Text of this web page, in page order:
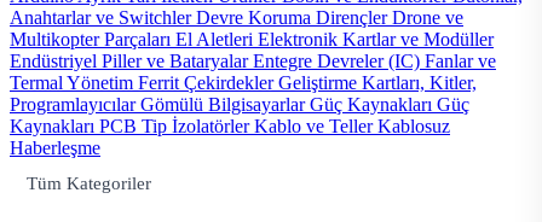
Anahtarlar ve SwitchlerDevre Koruma DirençlerDrone ve
Multikopter Parçaları El Aletleri Elektronik Kartlar ve Modüller
Endüstriyel Piller ve BataryalarEntegre Devreler (IC) Fanlar ve
Termal Yönetim Ferrit ÇekirdeklerGeliştirme Kartları, Kitler,
ProgramlayıcılarGömülü BilgisayarlarGüç Kaynakları Güç
Kaynakları PCB Tip İzolatörlerKablo ve TellerKablosuz
Haberleşme
Tüm Kategoriler